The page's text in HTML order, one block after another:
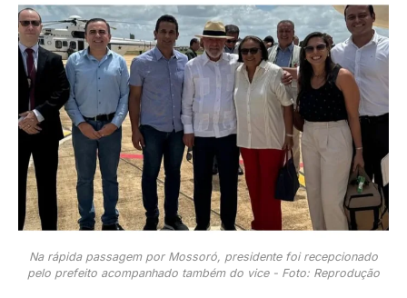
Na rápida passagem por Mossoró, presidente foi recepcionado
pelo prefeito acompanhado também do vice - Foto: Reprodução